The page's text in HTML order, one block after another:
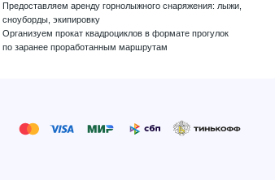
Предоставляем аренду горнолыжного снаряжения: лыжи,
сноуборды, экипировку
Организуем прокат квадроциклов в формате прогулок
по заранее проработанным маршрутам